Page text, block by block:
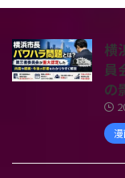
横
員
の